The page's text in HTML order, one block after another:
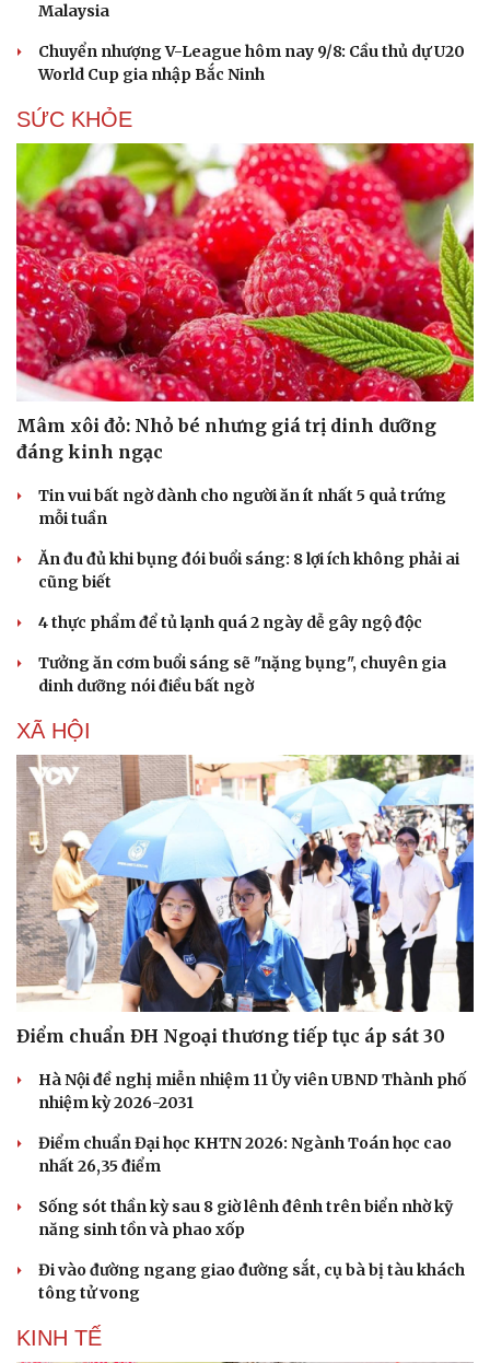
Cải chính
Malaysia
Chuyển nhượng V-League hôm nay 9/8: Cầu thủ dự U20
World Cup gia nhập Bắc Ninh
SỨC KHỎE
Mâm xôi đỏ: Nhỏ bé nhưng giá trị dinh dưỡng
đáng kinh ngạc
Tin vui bất ngờ dành cho người ăn ít nhất 5 quả trứng
mỗi tuần
Ăn đu đủ khi bụng đói buổi sáng: 8 lợi ích không phải ai
cũng biết
4 thực phẩm để tủ lạnh quá 2 ngày dễ gây ngộ độc
Tưởng ăn cơm buổi sáng sẽ "nặng bụng", chuyên gia
dinh dưỡng nói điều bất ngờ
XÃ HỘI
Điểm chuẩn ĐH Ngoại thương tiếp tục áp sát 30
Hà Nội đề nghị miễn nhiệm 11 Ủy viên UBND Thành phố
nhiệm kỳ 2026-2031
Điểm chuẩn Đại học KHTN 2026: Ngành Toán học cao
nhất 26,35 điểm
Sống sót thần kỳ sau 8 giờ lênh đênh trên biển nhờ kỹ
năng sinh tồn và phao xốp
Đi vào đường ngang giao đường sắt, cụ bà bị tàu khách
tông tử vong
KINH TẾ